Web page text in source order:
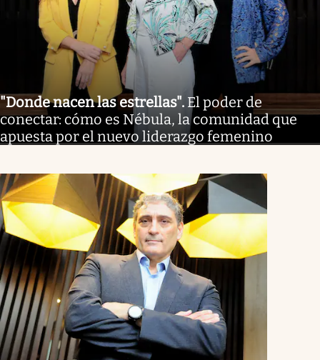
"Donde nacen las estrellas". El poder de
conectar: cómo es Nébula, la comunidad que
apuesta por el nuevo liderazgo femenino